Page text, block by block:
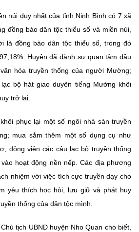
núi duy nhất của tỉnh Ninh Bình có 7 xã
đồng bào dân tộc thiểu số và miền núi,
là đồng bào dân tộc thiểu số, trong đó
Huyện đã dành sự quan tâm đầu
hóa truyền thống của người Mường;
bộ hát giao duyên tiếng Mường khôi
trở lại.
phục lại một số ngôi nhà sàn truyền
mua sắm thêm một số dụng cụ như
động viên các câu lạc bộ truyền thống
hoạt động nền nếp. Các địa phương
nhiệm với việc tích cực truyền dạy cho
yêu thích học hỏi, lưu giữ và phát huy
thống của dân tộc mình.
tịch UBND huyện Nho Quan cho biết,